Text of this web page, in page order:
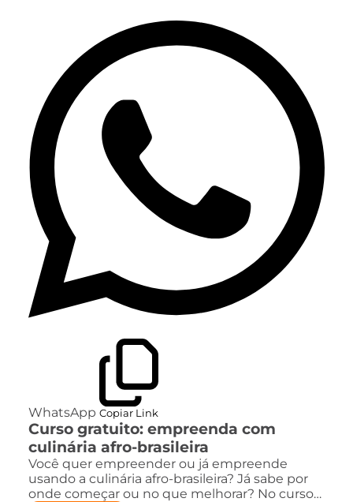
WhatsApp Copiar Link
Curso gratuito: empreenda com
culinária afro-brasileira
Você quer empreender ou já empreende
usando a culinária afro-brasileira? Já sabe por
onde começar ou no que melhorar? No curso…